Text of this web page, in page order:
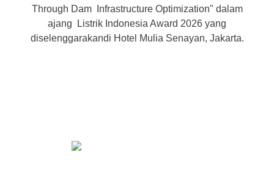
Through Dam Infrastructure Optimization" dalam
ajang Listrik Indonesia Award 2026 yang
diselenggarakandi Hotel Mulia Senayan, Jakarta.